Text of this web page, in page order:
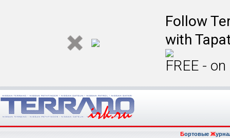
Follow
with
FREE -
БортовыеЖ